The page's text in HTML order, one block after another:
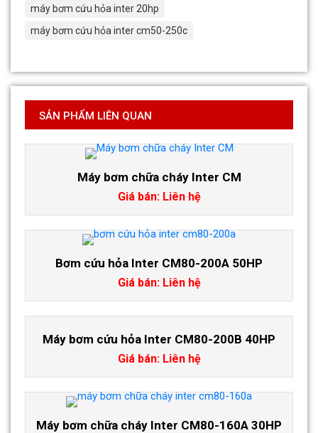
máy bơm cứu hỏa inter 20hp
máy bơm cứu hỏa inter cm50-250c
SẢN PHẨM LIÊN QUAN
Máy bơm chữa cháy Inter CM
Giá bán: Liên hệ
Bơm cứu hỏa Inter CM80-200A 50HP
Giá bán: Liên hệ
Máy bơm cứu hỏa Inter CM80-200B 40HP
Giá bán: Liên hệ
Máy bơm chữa cháy Inter CM80-160A 30HP